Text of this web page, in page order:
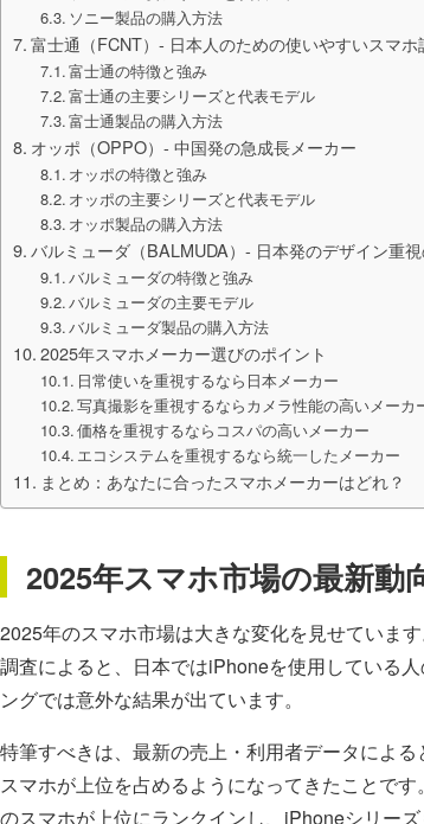
ソニー製品の購入方法
富士通（FCNT）- 日本人のための使いやすいスマホ
富士通の特徴と強み
富士通の主要シリーズと代表モデル
富士通製品の購入方法
オッポ（OPPO）- 中国発の急成長メーカー
オッポの特徴と強み
オッポの主要シリーズと代表モデル
オッポ製品の購入方法
バルミューダ（BALMUDA）- 日本発のデザイン重
バルミューダの特徴と強み
バルミューダの主要モデル
バルミューダ製品の購入方法
2025年スマホメーカー選びのポイント
日常使いを重視するなら日本メーカー
写真撮影を重視するならカメラ性能の高いメーカ
価格を重視するならコスパの高いメーカー
エコシステムを重視するなら統一したメーカー
まとめ：あなたに合ったスマホメーカーはどれ？
2025年スマホ市場の最新動
2025年のスマホ市場は大きな変化を見せていま
調査によると、日本ではiPhoneを使用している
ングでは意外な結果が出ています。
特筆すべきは、最新の売上・利用者データによ
スマホが上位を占めるようになってきたことで
のスマホが上位にランクインし、iPhoneシリー